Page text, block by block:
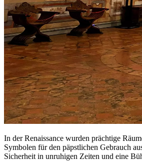
In der Renaissance wurden prächtige
Symbolen für den päpstlichen Gebrauch
Sicherheit in unruhigen Zeiten und eine